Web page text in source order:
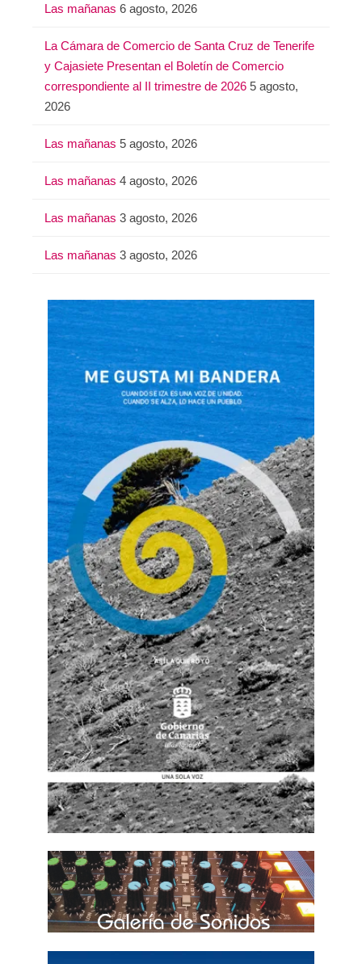
Las mañanas 6 agosto, 2026
La Cámara de Comercio de Santa Cruz de Tenerife
y Cajasiete Presentan el Boletín de Comercio
correspondiente al II trimestre de 2026 5 agosto,
2026
Las mañanas 5 agosto, 2026
Las mañanas 4 agosto, 2026
Las mañanas 3 agosto, 2026
Las mañanas 3 agosto, 2026